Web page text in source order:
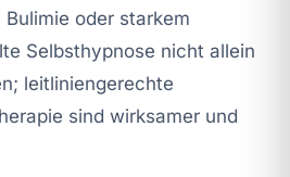
Bulimie oder starkem
Selbsthypnose nicht allein
leitliniengerechte
sind wirksamer und